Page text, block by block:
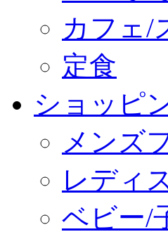
カフェ/
定食
ショッピ
メンズ
レディ
ベビー/